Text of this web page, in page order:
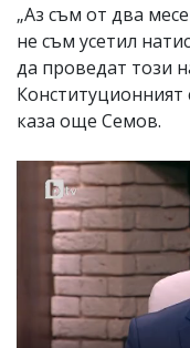
„Аз съм от два
не съм усетил
да проведат този
Конституционният
каза още Семов.